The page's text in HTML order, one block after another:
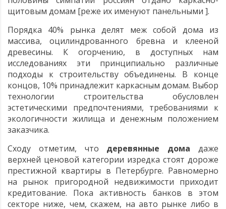
щитовым домам [реже их именуют панельными ].
Порядка 40% рынка делят меж собой дома из
массива, оцилиндрованного бревна и клееной
древесины. К огорчению, в доступных нам
исследованиях эти принципиально различные
подходы к строительству объединены. В конце
концов, 10% принадлежит каркасным домам. Выбор
технологии строительства обусловлен
эстетическими предпочтениями, требованиями к
экологичности жилища и денежным положением
заказчика.
Сходу отметим, что деревянные дома даже
верхней ценовой категории изредка стоят дороже
престижной квартиры в Петербурге. Равномерно
на рынок пригородной недвижимости приходит
кредитование. Пока активность банков в этом
секторе ниже, чем, скажем, на авто рынке либо в